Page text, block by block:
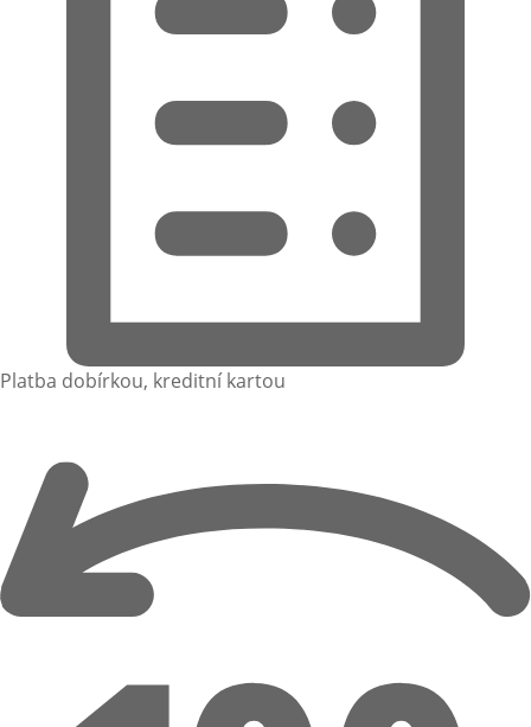
Platba dobírkou, kreditní kartou